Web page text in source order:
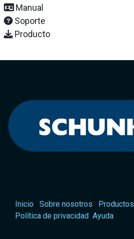
Manual
Soporte
Producto
Inicio Sobre nosotros Productos
Política de privacidad Ayuda